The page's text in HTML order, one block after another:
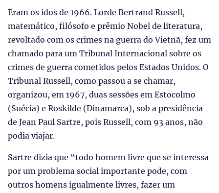
Eram os idos de 1966. Lorde Bertrand Russell,
matemático, filósofo e prêmio Nobel de literatura,
revoltado com os crimes na guerra do Vietnã, fez um
chamado para um Tribunal Internacional sobre os
crimes de guerra cometidos pelos Estados Unidos. O
Tribunal Russell, como passou a se chamar,
organizou, em 1967, duas sessões em Estocolmo
(Suécia) e Roskilde (Dinamarca), sob a presidência
de Jean Paul Sartre, pois Russell, com 93 anos, não
podia viajar.
Sartre dizia que “todo homem livre que se interessa
por um problema social importante pode, com
outros homens igualmente livres, fazer um